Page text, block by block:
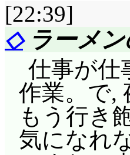
[22:39]
◇ラーメン
仕事が仕
作業。で,
もう行き
気になれ